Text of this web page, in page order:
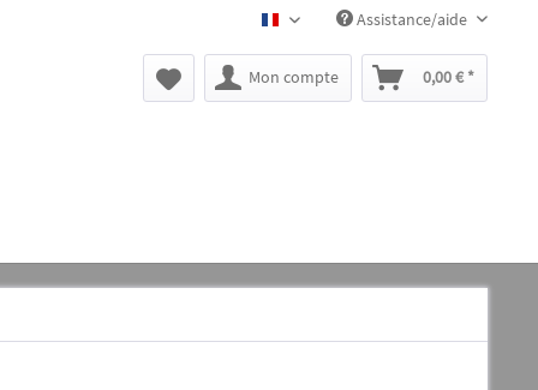
BLACK CANYON FRAssistance/aide
Mon compte 0,00 € *